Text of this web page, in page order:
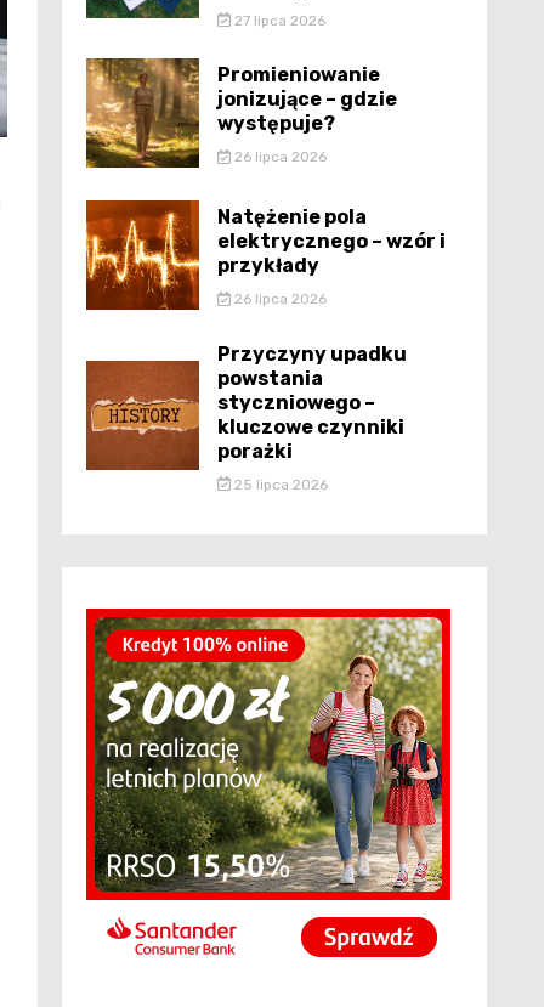
27 lipca 2026
Promieniowanie
jonizujące – gdzie
występuje?
26 lipca 2026
Natężenie pola
elektrycznego – wzór i
przykłady
26 lipca 2026
Przyczyny upadku
powstania
styczniowego –
kluczowe czynniki
porażki
25 lipca 2026